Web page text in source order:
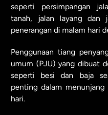
seperti persimpangan
tanah, jalan layang dan
penerangan di malam hari
Penggunaan tiang
umum (PJU) yang dibuat
seperti besi dan baja
penting dalam
hari.